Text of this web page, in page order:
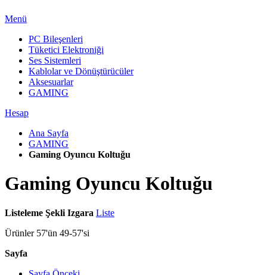
Menü
PC Bileşenleri
Tüketici Elektroniği
Ses Sistemleri
Kablolar ve Dönüştürücüler
Aksesuarlar
GAMING
Hesap
Ana Sayfa
GAMING
Gaming Oyuncu Koltuğu
Gaming Oyuncu Koltuğu
Listeleme Şekli Izgara Liste
Ürünler 57'ün 49-57'si
Sayfa